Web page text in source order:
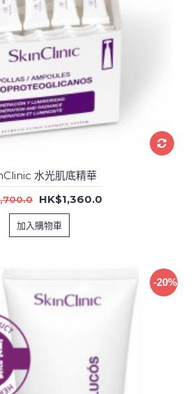
水光肌底精華
HK$1,360.0
加入購物車
-20%